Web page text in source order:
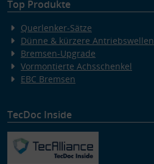
Top Produkte
Querlenker-Sätze
Dünne & kürzere Antriebswellen
Bremsen-Upgrade
Vormontierte Achsschenkel
EBC Bremsen
TecDoc Inside